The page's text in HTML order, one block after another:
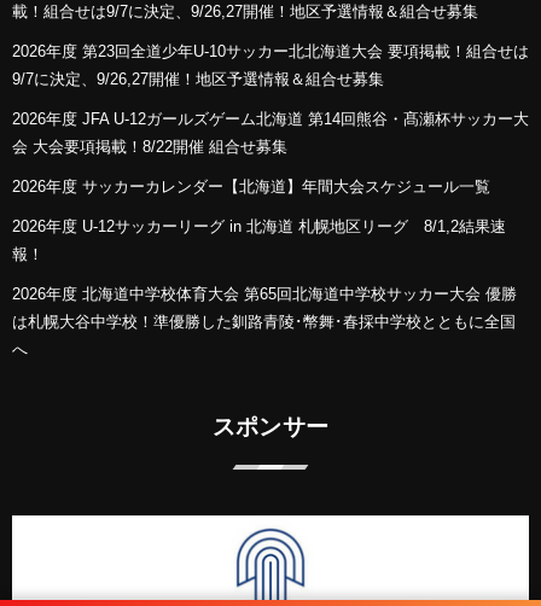
載！組合せは9/7に決定、9/26,27開催！地区予選情報＆組合せ募集
2026年度 第23回全道少年U-10サッカー北北海道大会 要項掲載！組合せは
9/7に決定、9/26,27開催！地区予選情報＆組合せ募集
2026年度 JFA U-12ガールズゲーム北海道 第14回熊谷・髙瀬杯サッカー大
会 大会要項掲載！8/22開催 組合せ募集
2026年度 サッカーカレンダー【北海道】年間大会スケジュール一覧
2026年度 U-12サッカーリーグ in 北海道 札幌地区リーグ 8/1,2結果速
報！
2026年度 北海道中学校体育大会 第65回北海道中学校サッカー大会 優勝
は札幌大谷中学校！準優勝した釧路青陵･幣舞･春採中学校とともに全国
へ
スポンサー